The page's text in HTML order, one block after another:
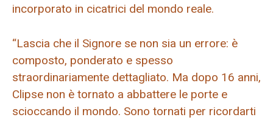
incorporato in cicatrici del mondo reale.
“Lascia che il Signore se non sia un errore: è
composto, ponderato e spesso
straordinariamente dettagliato. Ma dopo 16 anni,
Clipse non è tornato a abbattere le porte e
scioccando il mondo. Sono tornati per ricordarti